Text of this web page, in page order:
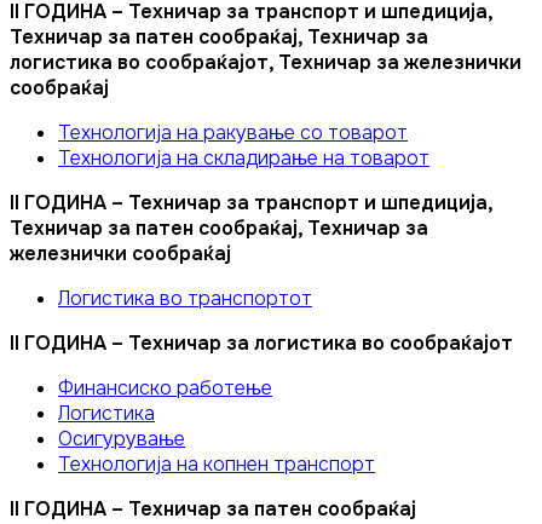
II ГОДИНА – Техничар за транспорт и шпедиција,
Техничар за патен сообраќај, Техничар за
логистика во сообраќајот, Техничар за железнички
сообраќај
Технологија на ракување со товарот
Технологија на складирање на товарот
II ГОДИНА – Техничар за транспорт и шпедиција,
Техничар за патен сообраќај, Техничар за
железнички сообраќај
Логистика во транспортот
II ГОДИНА – Техничар за логистика во сообраќајот
Финансиско работење
Логистика
Осигурување
Технологија на копнен транспорт
II ГОДИНА – Техничар за патен сообраќај